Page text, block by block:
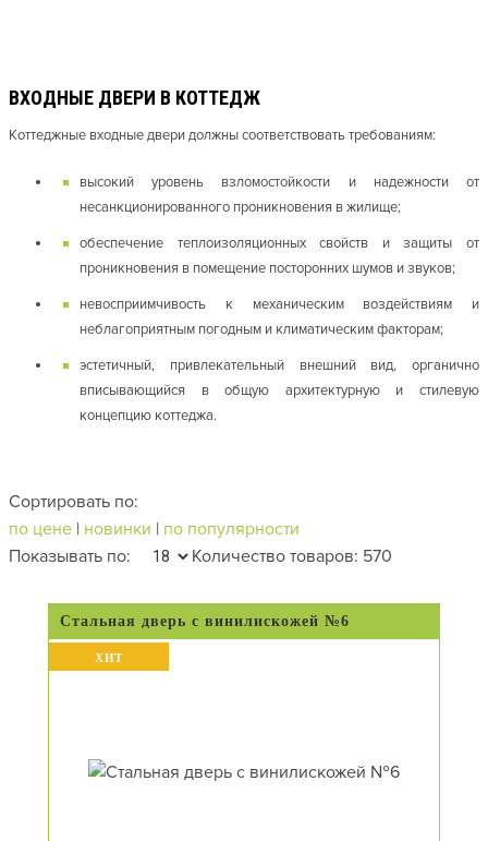
ВХОДНЫЕ ДВЕРИ В КОТТЕДЖ
Коттеджные входные двери должны соответствовать требованиям:
высокий уровень взломостойкости и надежности от
несанкционированного проникновения в жилище;
обеспечение теплоизоляционных свойств и защиты от
проникновения в помещение посторонних шумов и звуков;
невосприимчивость к механическим воздействиям и
неблагоприятным погодным и климатическим факторам;
эстетичный, привлекательный внешний вид, органично
вписывающийся в общую архитектурную и стилевую
концепцию коттеджа.
Сортировать по:
по цене | новинки | по популярности
Показывать по:
Количество товаров: 570
Стальная дверь с винилискожей №6
ХИТ